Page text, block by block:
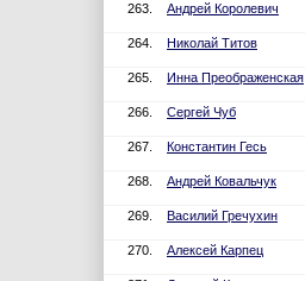
263. Андрей Королевич
264. Николай Титов
265. Инна Преображенская
266. Сергей Чуб
267. Константин Гесь
268. Андрей Ковальчук
269. Василий Гречухин
270. Алексей Карпец